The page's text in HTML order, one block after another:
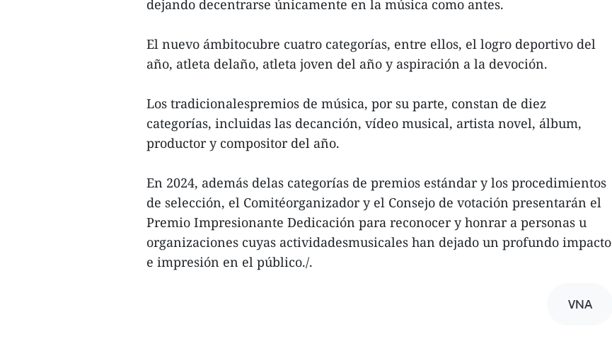
dejando decentrarse únicamente en la música como antes.
El nuevo ámbitocubre cuatro categorías, entre ellos, el logro deportivo del
año, atleta delaño, atleta joven del año y aspiración a la devoción.
Los tradicionalespremios de música, por su parte, constan de diez
categorías, incluidas las decanción, vídeo musical, artista novel, álbum,
productor y compositor del año.
En 2024, además delas categorías de premios estándar y los procedimientos
de selección, el Comitéorganizador y el Consejo de votación presentarán el
Premio Impresionante Dedicación para reconocer y honrar a personas u
organizaciones cuyas actividadesmusicales han dejado un profundo impacto
e impresión en el público./.
VNA